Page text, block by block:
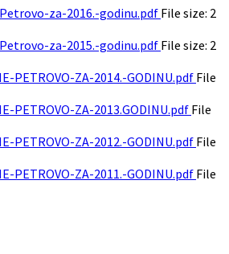
za-2016.-godinu.pdfFile size: 2
za-2015.-godinu.pdfFile size: 2
PETROVO-ZA-2014.-GODINU.pdf File
PETROVO-ZA-2013.GODINU.pdf File
PETROVO-ZA-2012.-GODINU.pdf File
PETROVO-ZA-2011.-GODINU.pdf File